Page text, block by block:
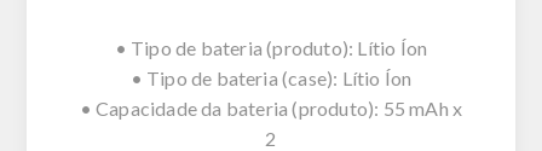
• Tipo de bateria (produto): Lítio Íon
• Tipo de bateria (case): Lítio Íon
• Capacidade da bateria (produto): 55 mAh x
2